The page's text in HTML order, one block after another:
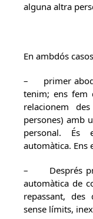
alguna altra
En ambdós
– primer
tenim; ens fem
relacionem
persones) amb
personal. És
automàtica. Ens
– Després
automàtica de
repassant, des
sense límits,